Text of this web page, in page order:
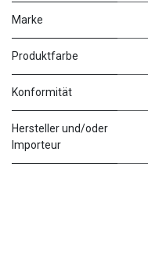
Marke
Produktfarbe
Konformität
Hersteller und/oder
Importeur